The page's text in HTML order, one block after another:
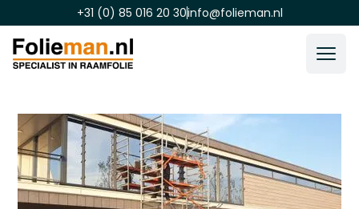
+31 (0) 85 016 20 30info@folieman.nl